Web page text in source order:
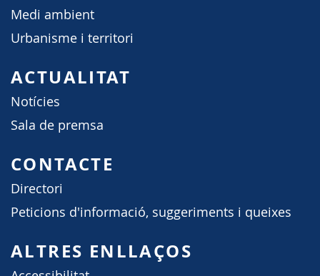
Medi ambient
Urbanisme i territori
ACTUALITAT
Notícies
Sala de premsa
CONTACTE
Directori
Peticions d'informació, suggeriments i queixes
ALTRES ENLLAÇOS